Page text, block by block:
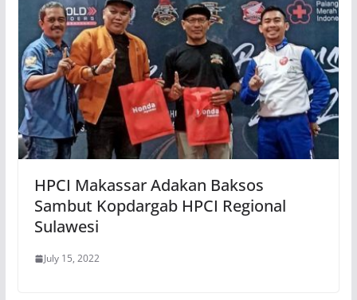
HPCI Makassar Adakan Baksos
Sambut Kopdargab HPCI Regional
Sulawesi
July 15, 2022